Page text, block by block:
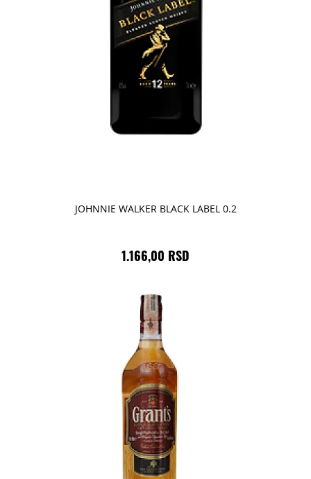
JOHNNIE WALKER BLACK LABEL 0.2
1.166,00 RSD